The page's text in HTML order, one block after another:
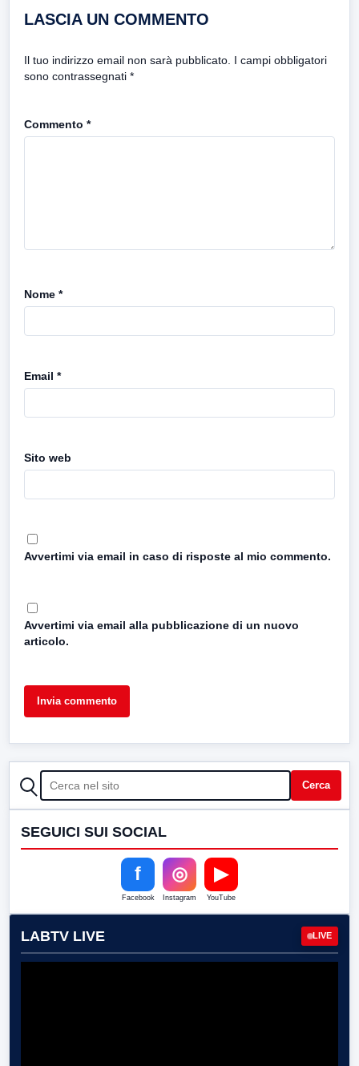
LASCIA UN COMMENTO
Il tuo indirizzo email non sarà pubblicato. I campi obbligatori
sono contrassegnati *
Commento *
Nome *
Email *
Sito web
Avvertimi via email in caso di risposte al mio commento.
Avvertimi via email alla pubblicazione di un nuovo
articolo.
CERCA Cerca
SEGUICI SUI SOCIAL
f
Facebook
◎
Instagram
▶
YouTube
LABTV LIVE LIVE